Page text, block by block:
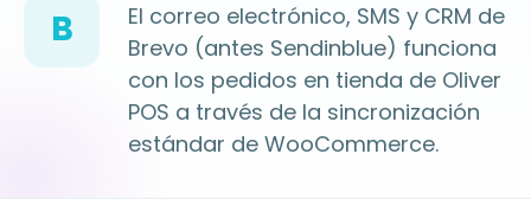
B
El correo electrónico, SMS y CRM de
Brevo (antes Sendinblue) funciona
con los pedidos en tienda de Oliver
POS a través de la sincronización
estándar de WooCommerce.